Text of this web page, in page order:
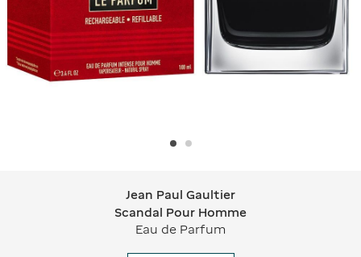
Jean Paul Gaultier Scandal Pour
Jean Paul Gaultier
Scandal Pour Homme
Eau de Parfum